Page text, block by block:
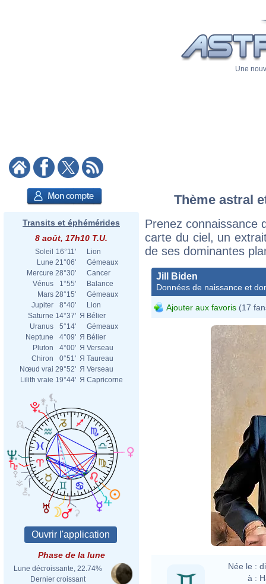
Une
Transits et éphémérides
8 août, 17h10 T.U.
Soleil 16°11'
Lion
Lune 21°06'
Gémeaux
Mercure 28°30'
Cancer
Vénus
1°55'
Balance
Mars 28°15'
Gémeaux
Jupiter
8°40'
Lion
Saturne 14°37' Я Bélier
Uranus
5°14'
Gémeaux
Neptune
4°09' Я Bélier
Pluton
4°00' Я Verseau
Chiron
0°51' Я Taureau
Nœud vrai 29°52' Я Verseau
Lilith vraie 19°44' Я Capricorne
Phase de la lune
Lune décroissante, 22.74%
Dernier croissant
Thème astral
Prenez connaissance
carte du ciel, un
de ses dominantes
Jill Biden
Données de naissance et
Ajouter aux favoris (17
Née le :
à :